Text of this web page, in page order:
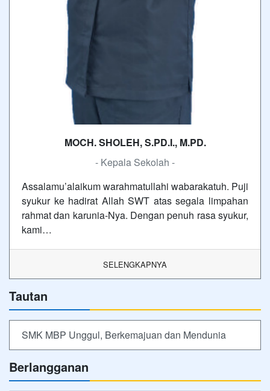
MOCH. SHOLEH, S.PD.I., M.PD.
- Kepala Sekolah -
Assalamu’alaikum warahmatullahi wabarakatuh. Puji
syukur ke hadirat Allah SWT atas segala limpahan
rahmat dan karunia-Nya. Dengan penuh rasa syukur,
kami…
SELENGKAPNYA
Tautan
SMK MBP Unggul, Berkemajuan dan Mendunia
Berlangganan